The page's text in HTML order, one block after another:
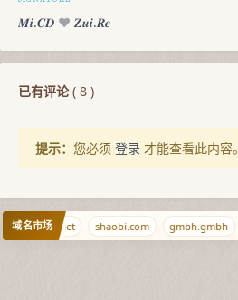
𝑴𝒊.𝑪𝑫 ♥️ 𝒁𝒖𝒊.𝑹𝒆
已有评论( 8 )
提示： 您必须 登录 才能查看此内容。
域名市场
98765.net shaobi.com gmbh.gmbh